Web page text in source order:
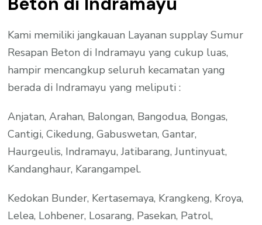
Kami memiliki jangkauan Layanan supplay Sumur
Resapan Beton di Indramayu yang cukup luas,
hampir mencangkup seluruh kecamatan yang
berada di Indramayu yang meliputi :
Anjatan, Arahan, Balongan, Bangodua, Bongas,
Cantigi, Cikedung, Gabuswetan, Gantar,
Haurgeulis, Indramayu, Jatibarang, Juntinyuat,
Kandanghaur, Karangampel.
Kedokan Bunder, Kertasemaya, Krangkeng, Kroya,
Lelea, Lohbener, Losarang, Pasekan, Patrol,